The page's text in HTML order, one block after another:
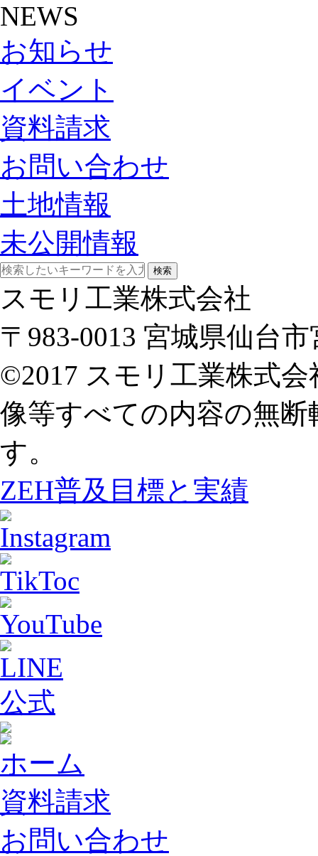
NEWS
お知らせ
イベント
資料請求
お問い合わせ
土地情報
未公開情報
検索
スモリ工業株式会社
〒983-0013 宮城県仙台
©2017 スモリ工業株式
像等すべての内容の無
す。
ZEH普及目標と実績
ホーム
資料請求
お問い合わせ